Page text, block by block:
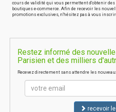
cours de validité qui vous permettent d'obtenir
boutiques e-commerce. Afin de recevoir les
promotions exclusives, n'hésitez pas à vous
Restez informé des
Parisien et des milliers
Recevez directement sans attendre les
recevoir